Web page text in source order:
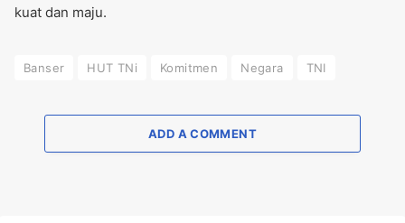
kuat dan maju.
Banser HUT TNi Komitmen Negara TNI
ADD A COMMENT